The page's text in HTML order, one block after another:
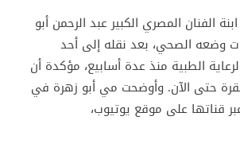
الفنان المصري الكبير عبد الرحمن أبو
وضعه الصحي، بعد نقله إلى أحد
الطبية منذ عدة أسابيع، مؤكدة أن
حتى الآن. وأوضحت مي أبو زهرة في
قناتها على موقع يوتيوب،